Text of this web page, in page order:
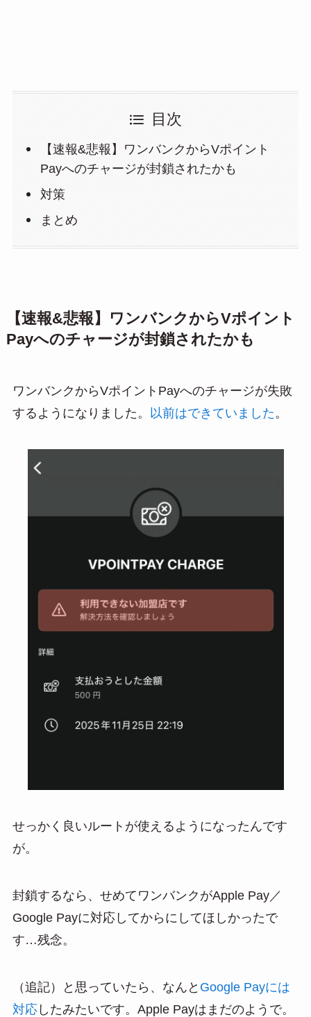
目次
【速報&悲報】ワンバンクからVポイント
Payへのチャージが封鎖されたかも
対策
まとめ
【速報&悲報】ワンバンクからVポイント
Payへのチャージが封鎖されたかも
ワンバンクからVポイントPayへのチャージが失敗
するようになりました。
以前はできていました 。
せっかく良いルートが使えるようになったんです
が。
封鎖するなら、せめてワンバンクがApple Pay／
Google Payに対応してからにしてほしかったで
す…残念。
（追記）と思っていたら、なんと Google Payには
対応したみたいです。Apple Payはまだのようで。